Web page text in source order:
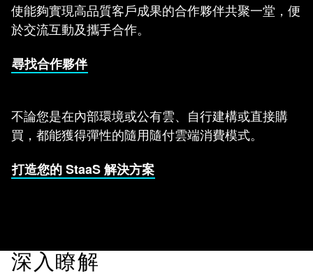
使能夠實現高品質客戶成果的合作夥伴共聚一堂，便
於交流互動及攜手合作。
尋找合作夥伴
不論您是在內部環境或公有雲、自行建構或直接購
買，都能獲得彈性的隨用隨付雲端消費模式。
打造您的 StaaS 解決方案
深入瞭解